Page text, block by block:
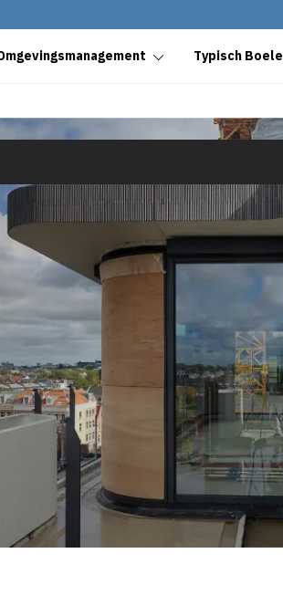
Typisch Boele